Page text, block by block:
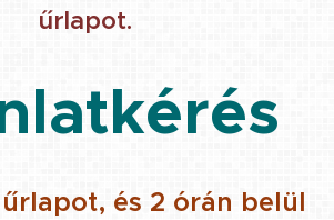
űrlapot.
és 2 órán belül